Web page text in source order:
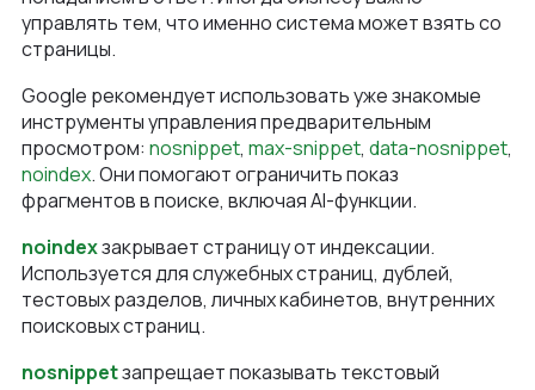
управлять тем, что именно система может взять со
страницы.
Google рекомендует использовать уже знакомые
инструменты управления предварительным
просмотром: nosnippet, max-snippet, data-nosnippet,
noindex. Они помогают ограничить показ
фрагментов в поиске, включая AI-функции.
noindexзакрывает страницу от индексации.
Используется для служебных страниц, дублей,
тестовых разделов, личных кабинетов, внутренних
поисковых страниц.
nosnippetзапрещает показывать текстовый